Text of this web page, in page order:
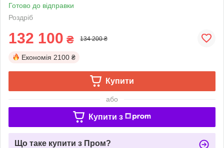
Готово до відправки
Роздріб
132 100 ₴ 134 200 ₴
Економія 2100 ₴
Купити
або
Купити з
Що таке купити з Пром?